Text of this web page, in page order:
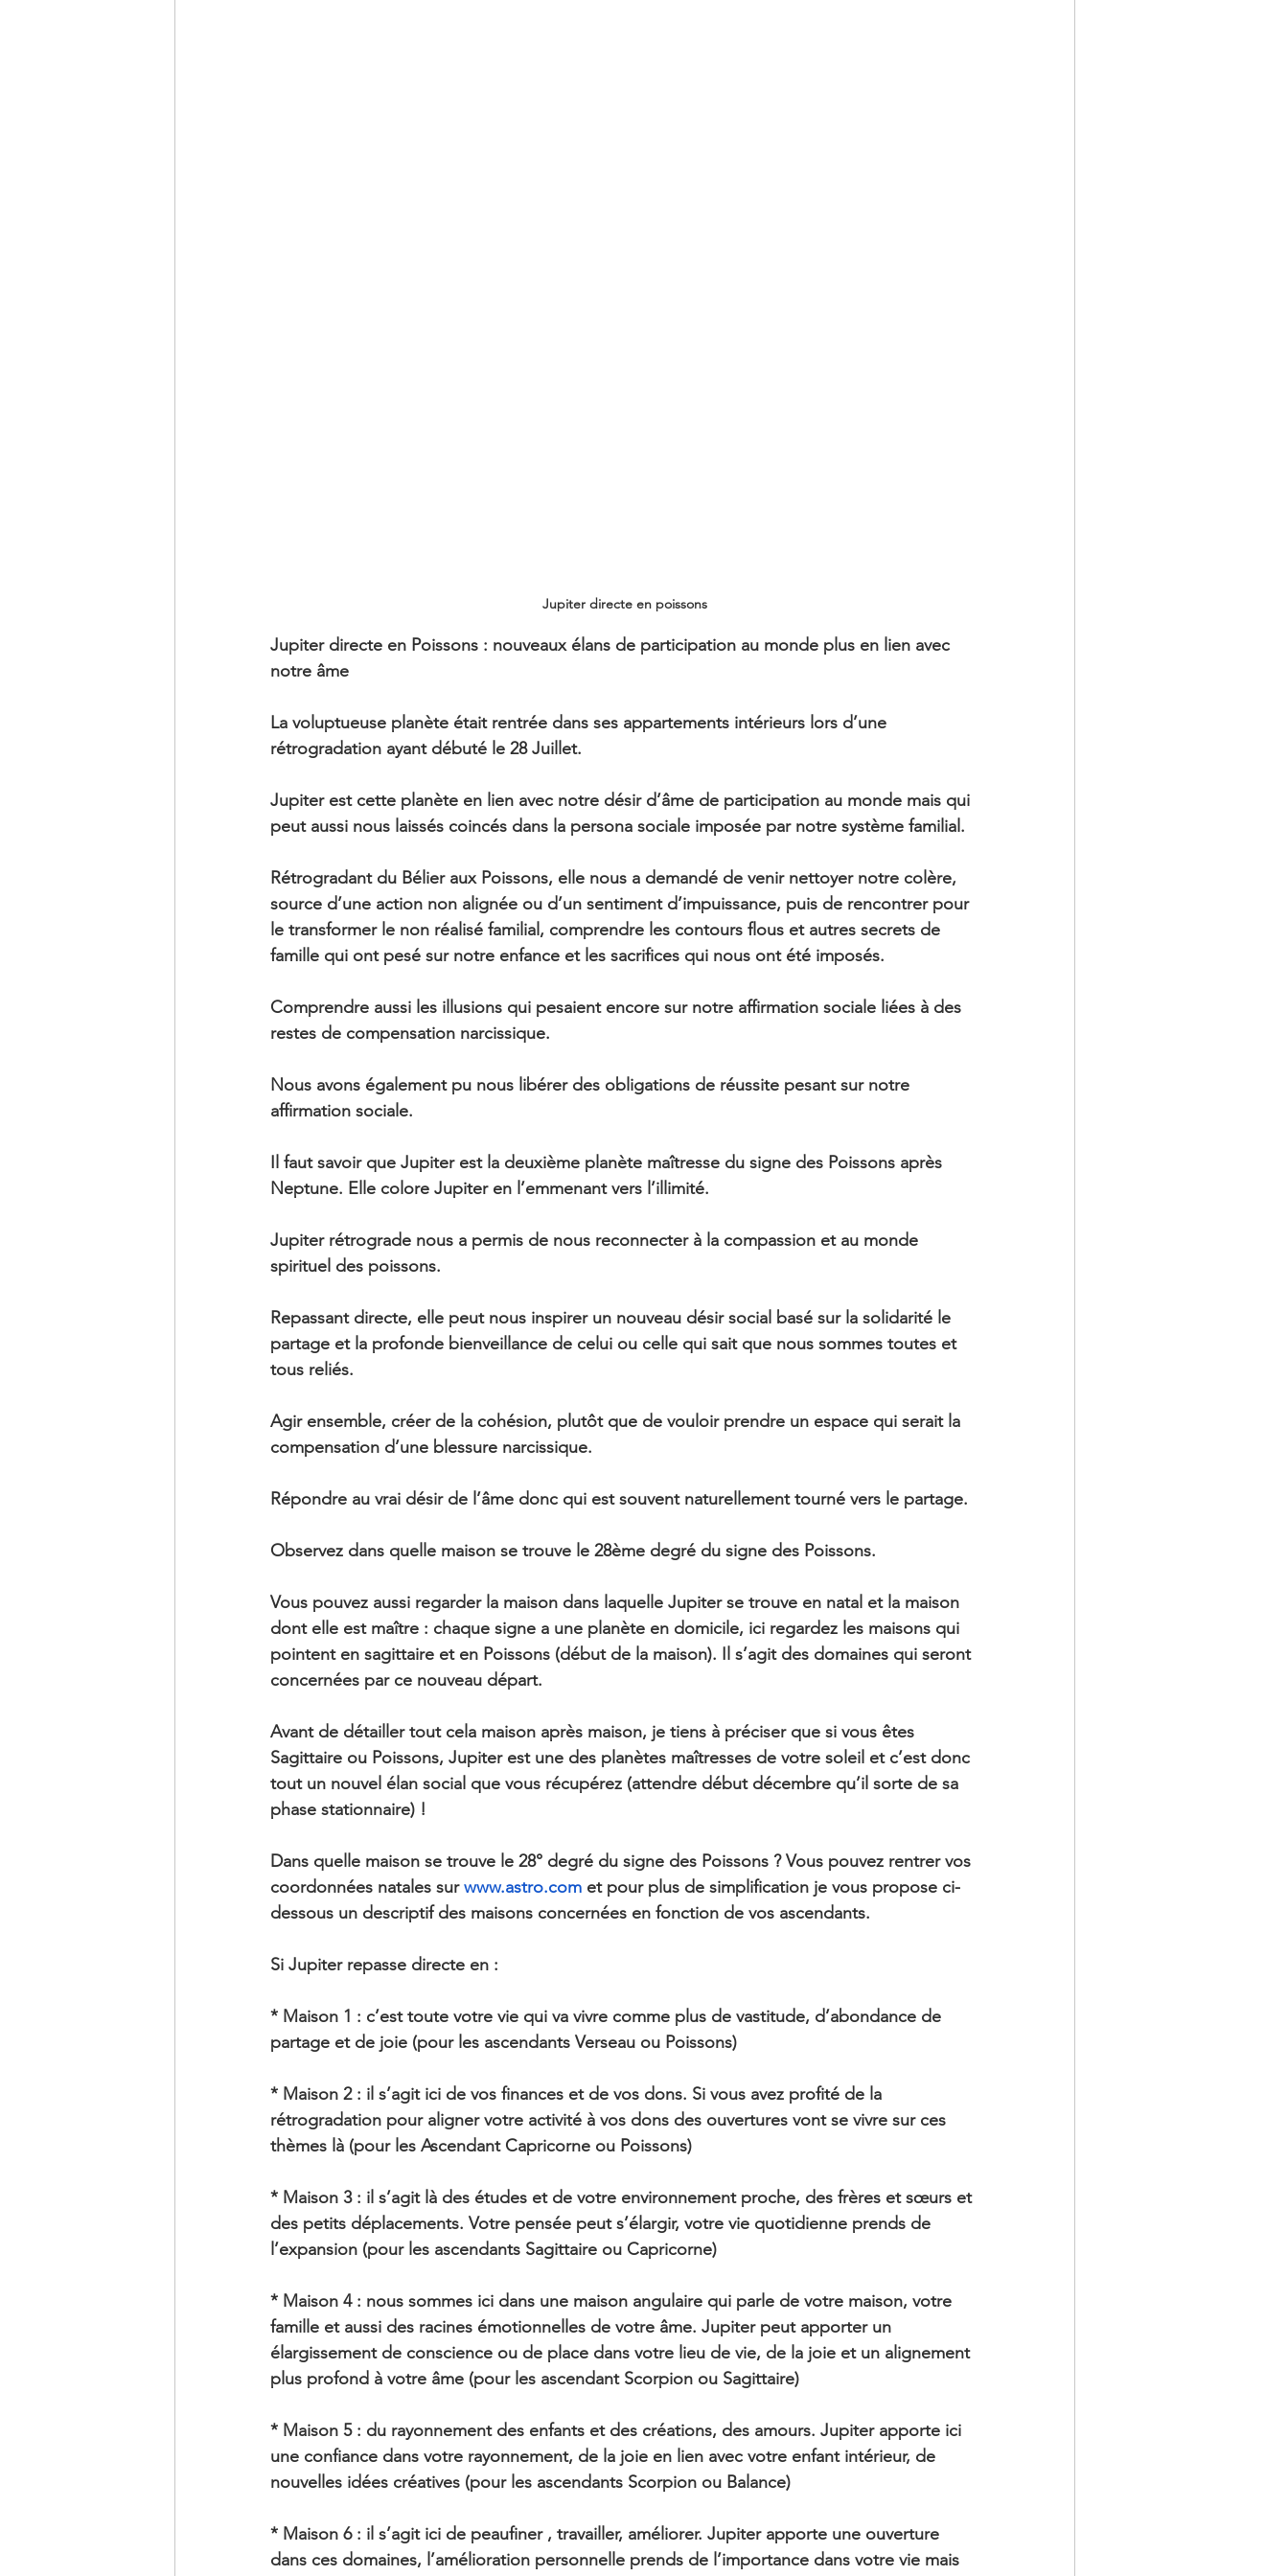
Jupiter directe en poissons
Jupiter directe en Poissons : nouveaux élans de participation au monde plus en lien avec
notre âme
La voluptueuse planète était rentrée dans ses appartements intérieurs lors d’une
rétrogradation ayant débuté le 28 Juillet.
Jupiter est cette planète en lien avec notre désir d’âme de participation au monde mais qui
peut aussi nous laissés coincés dans la persona sociale imposée par notre système familial.
Rétrogradant du Bélier aux Poissons, elle nous a demandé de venir nettoyer notre colère,
source d’une action non alignée ou d’un sentiment d’impuissance, puis de rencontrer pour
le transformer le non réalisé familial, comprendre les contours flous et autres secrets de
famille qui ont pesé sur notre enfance et les sacrifices qui nous ont été imposés.
Comprendre aussi les illusions qui pesaient encore sur notre affirmation sociale liées à des
restes de compensation narcissique.
Nous avons également pu nous libérer des obligations de réussite pesant sur notre
affirmation sociale.
Il faut savoir que Jupiter est la deuxième planète maîtresse du signe des Poissons après
Neptune. Elle colore Jupiter en l’emmenant vers l’illimité.
Jupiter rétrograde nous a permis de nous reconnecter à la compassion et au monde
spirituel des poissons.
Repassant directe, elle peut nous inspirer un nouveau désir social basé sur la solidarité le
partage et la profonde bienveillance de celui ou celle qui sait que nous sommes toutes et
tous reliés.
Agir ensemble, créer de la cohésion, plutôt que de vouloir prendre un espace qui serait la
compensation d’une blessure narcissique.
Répondre au vrai désir de l’âme donc qui est souvent naturellement tourné vers le partage.
Observez dans quelle maison se trouve le 28ème degré du signe des Poissons.
Vous pouvez aussi regarder la maison dans laquelle Jupiter se trouve en natal et la maison
dont elle est maître : chaque signe a une planète en domicile, ici regardez les maisons qui
pointent en sagittaire et en Poissons (début de la maison). Il s’agit des domaines qui seront
concernées par ce nouveau départ.
Avant de détailler tout cela maison après maison, je tiens à préciser que si vous êtes
Sagittaire ou Poissons, Jupiter est une des planètes maîtresses de votre soleil et c’est donc
tout un nouvel élan social que vous récupérez (attendre début décembre qu’il sorte de sa
phase stationnaire) !
Dans quelle maison se trouve le 28° degré du signe des Poissons ? Vous pouvez rentrer vos
coordonnées natales sur www.astro.com et pour plus de simplification je vous propose ci-
dessous un descriptif des maisons concernées en fonction de vos ascendants.
Si Jupiter repasse directe en :
* Maison 1 : c’est toute votre vie qui va vivre comme plus de vastitude, d’abondance de
partage et de joie (pour les ascendants Verseau ou Poissons)
* Maison 2 : il s’agit ici de vos finances et de vos dons. Si vous avez profité de la
rétrogradation pour aligner votre activité à vos dons des ouvertures vont se vivre sur ces
thèmes là (pour les Ascendant Capricorne ou Poissons)
* Maison 3 : il s’agit là des études et de votre environnement proche, des frères et sœurs et
des petits déplacements. Votre pensée peut s’élargir, votre vie quotidienne prends de
l’expansion (pour les ascendants Sagittaire ou Capricorne)
* Maison 4 : nous sommes ici dans une maison angulaire qui parle de votre maison, votre
famille et aussi des racines émotionnelles de votre âme. Jupiter peut apporter un
élargissement de conscience ou de place dans votre lieu de vie, de la joie et un alignement
plus profond à votre âme (pour les ascendant Scorpion ou Sagittaire)
* Maison 5 : du rayonnement des enfants et des créations, des amours. Jupiter apporte ici
une confiance dans votre rayonnement, de la joie en lien avec votre enfant intérieur, de
nouvelles idées créatives (pour les ascendants Scorpion ou Balance)
* Maison 6 : il s’agit ici de peaufiner , travailler, améliorer. Jupiter apporte une ouverture
dans ces domaines, l’amélioration personnelle prends de l’importance dans votre vie mais